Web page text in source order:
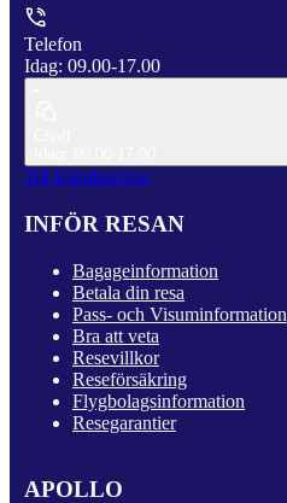
Telefon
Idag: 09.00-17.00
Till Kundservice
INFÖR RESAN
Bagageinformation
Betala din resa
Pass- och Visuminformation
Bra att veta
Resevillkor
Reseförsäkring
Flygbolagsinformation
Resegarantier
APOLLO